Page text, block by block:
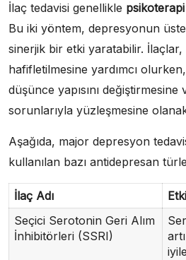
İlaç tedavisi genellikle psikoterapi
Bu iki yöntem, depresyonun
sinerjik bir etki yaratabilir.
hafifletilmesine yardımcı
düşünce yapısını değiştirmesine
sorunlarıyla yüzleşmesine
Aşağıda, major depresyon
kullanılan bazı antidepresan
İlaç Adı
Seçici Serotonin Geri Alım
İnhibitörleri (SSRI)